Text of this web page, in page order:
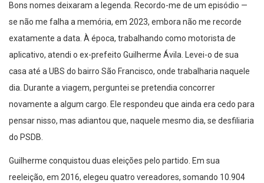
Bons nomes deixaram a legenda. Recordo-me de um episódio —
se não me falha a memória, em 2023, embora não me recorde
exatamente a data. À época, trabalhando como motorista de
aplicativo, atendi o ex-prefeito Guilherme Ávila. Levei-o de sua
casa até a UBS do bairro São Francisco, onde trabalharia naquele
dia. Durante a viagem, perguntei se pretendia concorrer
novamente a algum cargo. Ele respondeu que ainda era cedo para
pensar nisso, mas adiantou que, naquele mesmo dia, se desfiliaria
do PSDB.
Guilherme conquistou duas eleições pelo partido. Em sua
reeleição, em 2016, elegeu quatro vereadores, somando 10.904